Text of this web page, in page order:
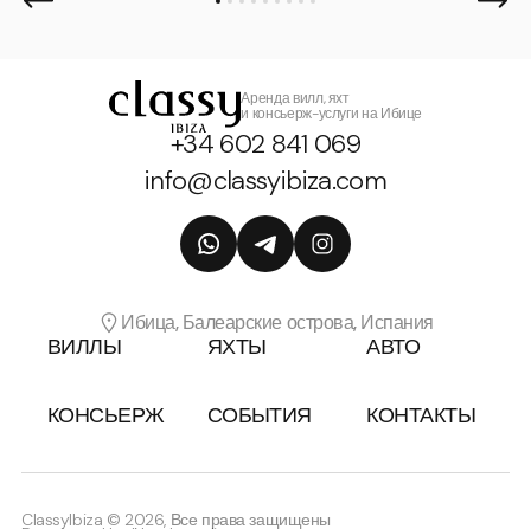
Аренда вилл, яхт
и консьерж-услуги на Ибице
+34 602 841 069
info@classyibiza.com
ВИЛЛЫ ЯХТЫ АВТО
КОНСЬЕРЖ СОБЫТИЯ КОНТАКТЫ
Ибица, Балеарские острова, Испания
ClassyIbiza © 2026, Все права защищены